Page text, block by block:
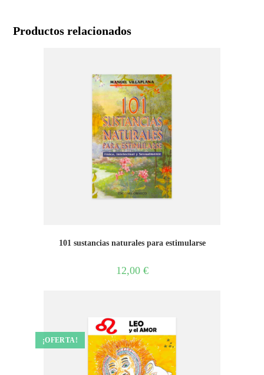
Productos relacionados
101 sustancias naturales para estimularse
12,00 €
¡OFERTA!